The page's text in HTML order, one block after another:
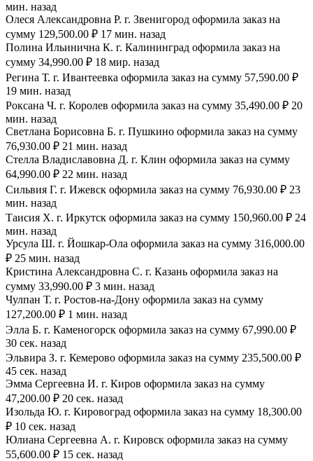
мин. назад
Олеся Александровна Р. г. Звенигород оформила заказ на
сумму 129,500.00 ₽ 17 мин. назад
Полина Ильинична К. г. Калининград оформила заказ на
сумму 34,990.00 ₽ 18 мир. назад
Регина Т. г. Ивантеевка оформила заказ на сумму 57,590.00 ₽
19 мин. назад
Роксана Ч. г. Королев оформила заказ на сумму 35,490.00 ₽ 20
мин. назад
Светлана Борисовна Б. г. Пушкино оформила заказ на сумму
76,930.00 ₽ 21 мин. назад
Стелла Владиславовна Д. г. Клин оформила заказ на сумму
64,990.00 ₽ 22 мин. назад
Сильвия Г. г. Ижевск оформила заказ на сумму 76,930.00 ₽ 23
мин. назад
Таисия Х. г. Иркутск оформила заказ на сумму 150,960.00 ₽ 24
мин. назад
Урсула Ш. г. Йошкар-Ола оформила заказ на сумму 316,000.00
₽ 25 мин. назад
Кристина Александровна С. г. Казань оформила заказ на
сумму 33,990.00 ₽ 3 мин. назад
Чулпан Т. г. Ростов-на-Дону оформила заказ на сумму
127,200.00 ₽ 1 мин. назад
Элла Б. г. Каменогорск оформила заказ на сумму 67,990.00 ₽
30 сек. назад
Эльвира З. г. Кемерово оформила заказ на сумму 235,500.00 ₽
45 сек. назад
Эмма Сергеевна И. г. Киров оформила заказ на сумму
47,200.00 ₽ 20 сек. назад
Изольда Ю. г. Кировоград оформила заказ на сумму 18,300.00
₽ 10 сек. назад
Юлиана Сергеевна А. г. Кировск оформила заказ на сумму
55,600.00 ₽ 15 сек. назад